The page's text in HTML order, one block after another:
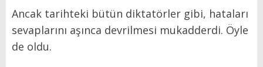
Ancak tarihteki bütün diktatörler gibi, hataları
sevaplarını aşınca devrilmesi mukadderdi. Öyle
de oldu.